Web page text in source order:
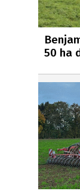
50 ha